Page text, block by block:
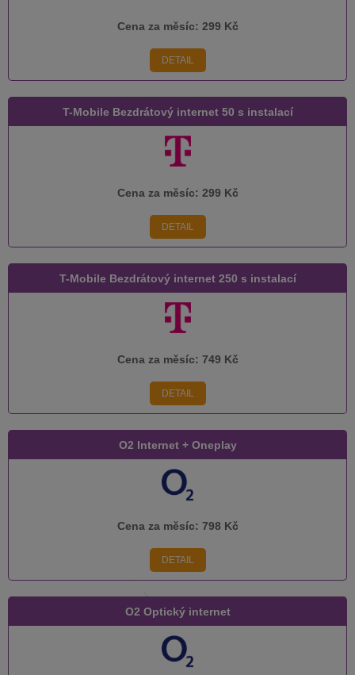
Cena za měsíc: 299 Kč
DETAIL
T-Mobile Bezdrátový internet 50 s instalací
Cena za měsíc: 299 Kč
DETAIL
T-Mobile Bezdrátový internet 250 s instalací
Cena za měsíc: 749 Kč
DETAIL
O2 Internet + Oneplay
Cena za měsíc: 798 Kč
DETAIL
O2 Optický internet